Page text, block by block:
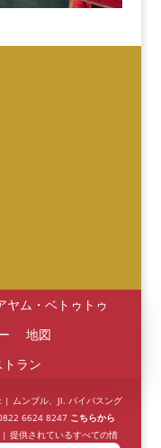
ヤム・ベトゥトゥ
地図
ラン
ムンブル、Jl. バイパスング
6624 8247 こちらから
| 提供されているすべての情
(UK)
中文